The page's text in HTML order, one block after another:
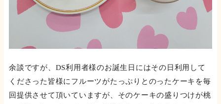
余談ですが、DS利用者様のお誕生日にはその日利用して
くださった皆様にフルーツがたっぷりとのったケーキを毎
回提供させて頂いていますが、そのケーキの盛りつけが桃